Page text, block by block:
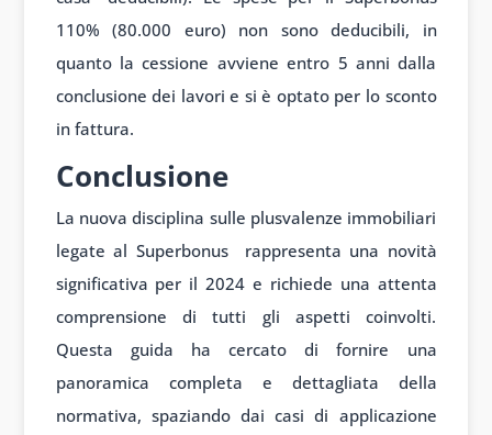
110% (80.000 euro) non sono deducibili, in
quanto la cessione avviene entro 5 anni dalla
conclusione dei lavori e si è optato per lo sconto
in fattura.
Conclusione
La nuova disciplina sulle plusvalenze immobiliari
legate al Superbonus rappresenta una novità
significativa per il 2024 e richiede una attenta
comprensione di tutti gli aspetti coinvolti.
Questa guida ha cercato di fornire una
panoramica completa e dettagliata della
normativa, spaziando dai casi di applicazione